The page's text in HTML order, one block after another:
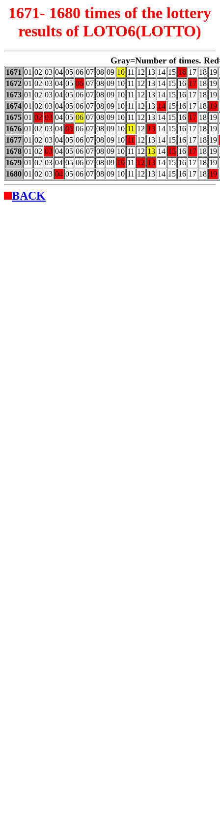
1671- 1680 times of the lottery
results of LOTO6(LOTTO)
Gray=Number of times.
1671 01 02 03 04 05 06 07 08 09 10 11 12 13 14 15 16 17 18 19
1672 01 02 03 04 05 06 07 08 09 10 11 12 13 14 15 16 17 18 19
1673 01 02 03 04 05 06 07 08 09 10 11 12 13 14 15 16 17 18 19
1674 01 02 03 04 05 06 07 08 09 10 11 12 13 14 15 16 17 18 19
1675 01 02 03 04 05 06 07 08 09 10 11 12 13 14 15 16 17 18 19
1676 01 02 03 04 05 06 07 08 09 10 11 12 13 14 15 16 17 18 19
1677 01 02 03 04 05 06 07 08 09 10 11 12 13 14 15 16 17 18 19
1678 01 02 03 04 05 06 07 08 09 10 11 12 13 14 15 16 17 18 19
1679 01 02 03 04 05 06 07 08 09 10 11 12 13 14 15 16 17 18 19
1680 01 02 03 04 05 06 07 08 09 10 11 12 13 14 15 16 17 18 19
BACK